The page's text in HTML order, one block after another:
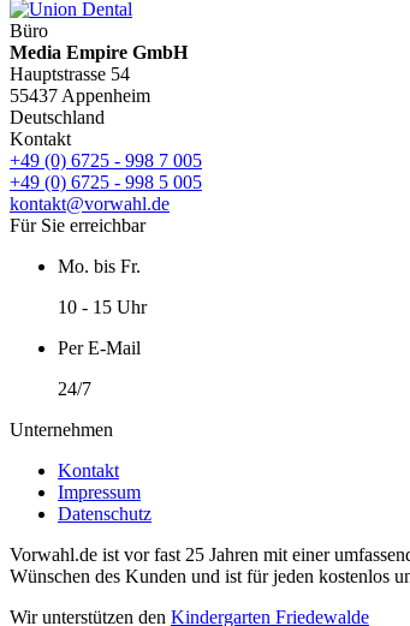
Büro
Media Empire GmbH
Hauptstrasse 54
55437 Appenheim
Deutschland
Kontakt
+49 (0) 6725 - 998 7 005
+49 (0) 6725 - 998 5 005
kontakt@vorwahl.de
Für Sie erreichbar
Mo. bis Fr.
10 - 15 Uhr
Per E-Mail
24/7
Unternehmen
Kontakt
Impressum
Datenschutz
Vorwahl.de ist vor fast 25 Jahren mit einer
Wünschen des Kunden und ist für jeden kostenlos
Wir unterstützen den Kindergarten Friedewalde